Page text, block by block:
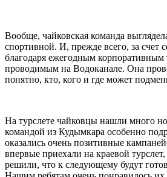
Вообще, чайковская команда
спортивной. И, прежде всего, за счет
благодаря ежегодным корпоративным
проводимым на Водоканале. Она
понятно, кто, кого и где может
На турслете чайковцы нашли много
командой из Кудымкара особенно
оказались очень позитивные
впервые приехали на краевой турслет,
решили, что к следующему будут